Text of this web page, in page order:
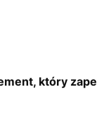
który